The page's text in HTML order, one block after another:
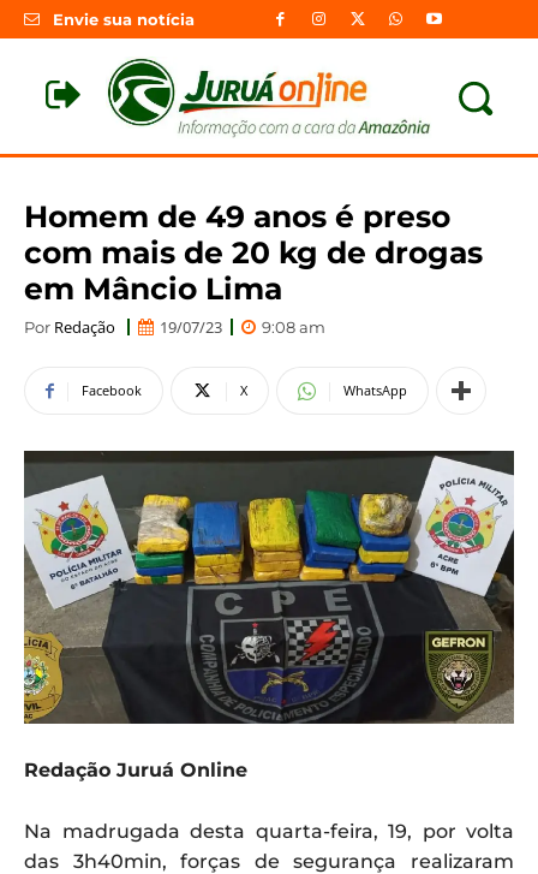
Envie sua notícia
Homem de 49 anos é preso
com mais de 20 kg de drogas
em Mâncio Lima
Por Redação 19/07/23 9:08 am
Facebook X WhatsApp
Redação Juruá Online
Na madrugada desta quarta-feira, 19, por volta
das 3h40min, forças de segurança realizaram